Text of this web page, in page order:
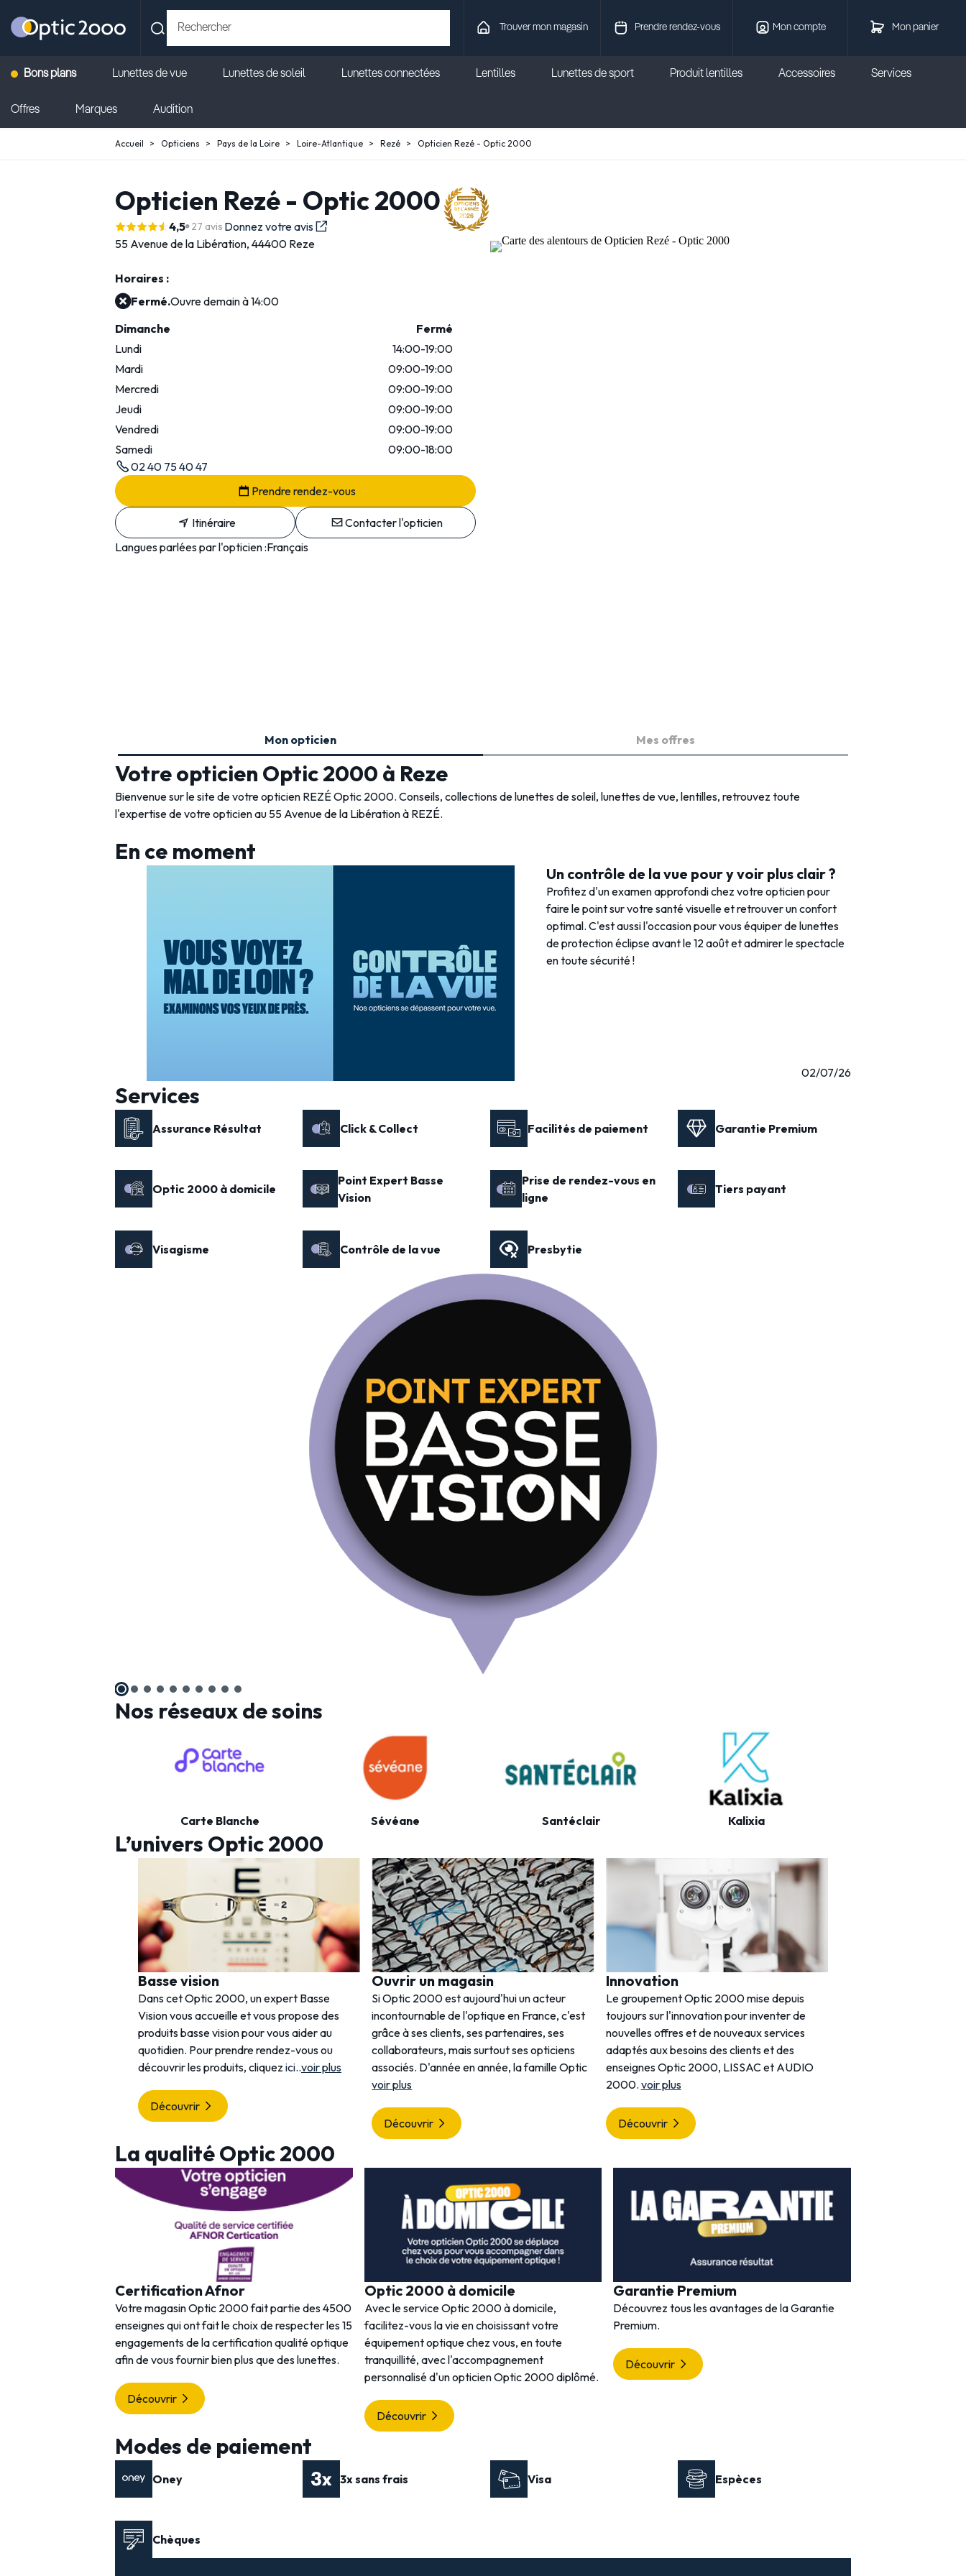
Mon panier
Prendre rendez-vous Mon compte
Trouver mon magasin
Bons plans Lunettes de vue Lunettes de soleil Lunettes connectées Lentilles Lunettes de sport Produit lentilles Accessoires Services
Offres Marques Audition
Accueil Opticiens Pays de la Loire Loire-Atlantique Rezé Opticien Rezé - Optic 2000
Opticien Rezé - Optic 2000
4,5 27 avis Donnez votre avis
55 Avenue de la Libération, 44400 Reze
Horaires :
Fermé.Ouvre demain à 14:00
Dimanche
Fermé
Lundi
14:00-19:00
Mardi
09:00-19:00
Mercredi
09:00-19:00
Jeudi
09:00-19:00
Vendredi
09:00-19:00
Samedi
09:00-18:00
02 40 75 40 47
Prendre rendez-vous
Itinéraire
Contacter l'opticien
Langues parlées par l'opticien :Français
Mon opticien Mes offres
Votre opticien Optic 2000 à Reze
Bienvenue sur le site de votre opticien REZÉ Optic 2000. Conseils, collections de lunettes de soleil, lunettes de vue, lentilles, retrouvez toute
l'expertise de votre opticien au 55 Avenue de la Libération à REZÉ.
En ce moment
Un contrôle de la vue pour y voir plus clair ?
Profitez d'un examen approfondi chez votre opticien pour
faire le point sur votre santé visuelle et retrouver un confort
optimal. C'est aussi l'occasion pour vous équiper de lunettes
de protection éclipse avant le 12 août et admirer le spectacle
en toute sécurité !
02/07/26
Services
Assurance Résultat Click & Collect Facilités de paiement Garantie Premium
Optic 2000 à domicile
Point Expert Basse
Vision
Prise de rendez-vous en
ligne
Tiers payant
Visagisme Contrôle de la vue Presbytie
Nos réseaux de soins
Carte Blanche Sévéane Santéclair Kalixia
L’univers Optic 2000
Basse vision
Dans cet Optic 2000, un expert Basse
Vision vous accueille et vous propose des
produits basse vision pour vous aider au
quotidien. Pour prendre rendez-vous ou
découvrir les produits, cliquez ici..voir plus
Découvrir
Ouvrir un magasin
Si Optic 2000 est aujourd'hui un acteur
incontournable de l'optique en France, c'est
grâce à ses clients, ses partenaires, ses
collaborateurs, mais surtout ses opticiens
associés. D'année en année, la famille Optic
voir plus
Découvrir
Innovation
Le groupement Optic 2000 mise depuis
toujours sur l'innovation pour inventer de
nouvelles offres et de nouveaux services
adaptés aux besoins des clients et des
enseignes Optic 2000, LISSAC et AUDIO
2000. voir plus
Découvrir
La qualité Optic 2000
Certification Afnor
Votre magasin Optic 2000 fait partie des 4500
enseignes qui ont fait le choix de respecter les 15
engagements de la certification qualité optique
afin de vous fournir bien plus que des lunettes.
Découvrir
Optic 2000 à domicile
Avec le service Optic 2000 à domicile,
facilitez-vous la vie en choisissant votre
équipement optique chez vous, en toute
tranquillité, avec l'accompagnement
personnalisé d'un opticien Optic 2000 diplômé.
Découvrir
Garantie Premium
Découvrez tous les avantages de la Garantie
Premium.
Découvrir
Modes de paiement
Oney 3x sans frais Visa Espèces
Chèques